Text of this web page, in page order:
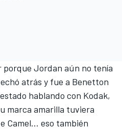
Jordan aún no tenía
atrás y fue a Benetton
hablando con Kodak,
marca amarilla tuviera
Camel... eso también